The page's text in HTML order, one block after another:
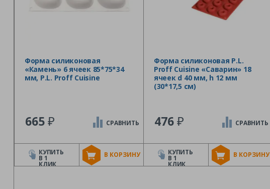
Форма силиконовая
«Камень» 6 ячеек 85*75*34
мм, P.L. Proff Cuisine
665₽
В КОРЗИНУ
СРАВНИТЬ
КУПИТЬ
В 1
КЛИК
Форма силиконовая P.L.
Proff Cuisine «Саварин» 18
ячеек d 40 мм, h 12 мм
(30*17,5 см)
476₽
В КОРЗИНУ
СРАВНИТЬ
КУПИТЬ
В 1
КЛИК